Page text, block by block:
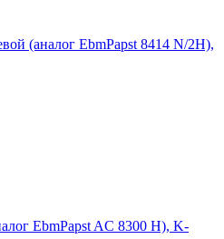
(аналог EbmPapst 8414 N/2H),
EbmPapst AC 8300 H), K-